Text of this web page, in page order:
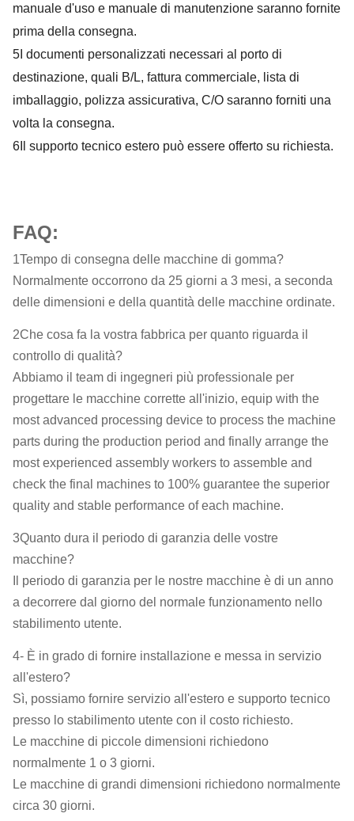
manuale d'uso e manuale di manutenzione saranno fornite
prima della consegna.
5 I documenti personalizzati necessari al porto di
destinazione, quali B/L, fattura commerciale, lista di
imballaggio, polizza assicurativa, C/O saranno forniti una
volta la consegna.
6 Il supporto tecnico estero può essere offerto su richiesta.
FAQ:
1Tempo di consegna delle macchine di gomma?
Normalmente occorrono da 25 giorni a 3 mesi, a seconda
delle dimensioni e della quantità delle macchine ordinate.
2Che cosa fa la vostra fabbrica per quanto riguarda il
controllo di qualità?
Abbiamo il team di ingegneri più professionale per
progettare le macchine corrette all'inizio, equip with the
most advanced processing device to process the machine
parts during the production period and finally arrange the
most experienced assembly workers to assemble and
check the final machines to 100% guarantee the superior
quality and stable performance of each machine.
3Quanto dura il periodo di garanzia delle vostre
macchine?
Il periodo di garanzia per le nostre macchine è di un anno
a decorrere dal giorno del normale funzionamento nello
stabilimento utente.
4- È in grado di fornire installazione e messa in servizio
all'estero?
Sì, possiamo fornire servizio all'estero e supporto tecnico
presso lo stabilimento utente con il costo richiesto.
Le macchine di piccole dimensioni richiedono
normalmente 1 o 3 giorni.
Le macchine di grandi dimensioni richiedono normalmente
circa 30 giorni.